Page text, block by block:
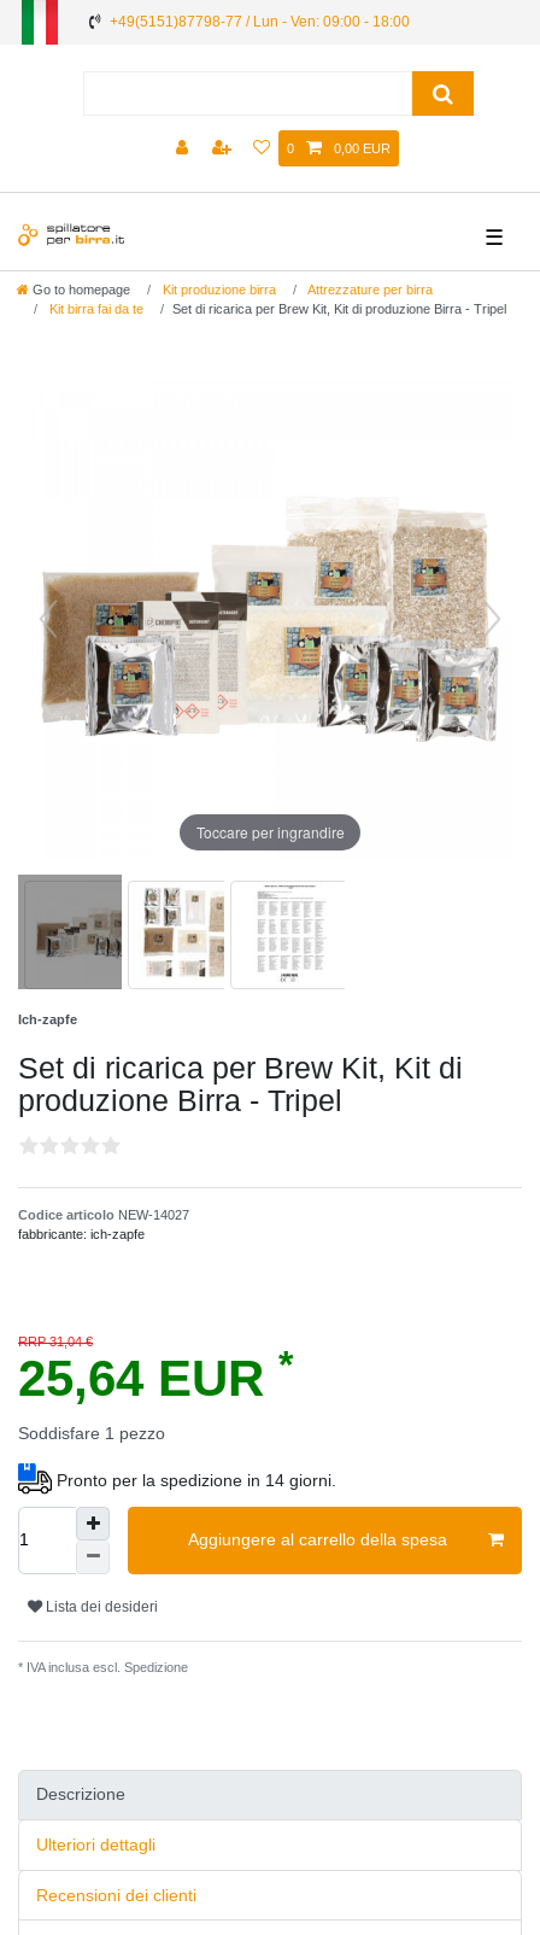
+49(5151)87798-77 / Lun - Ven: 09:00 - 18:00
0 0,00 EUR
☰
Go to homepage Kit produzione birra
Attrezzature per birra
Kit birra fai da te
Set di ricarica per Brew Kit, Kit di produzione Birra - Tripel
Toccare per ingrandire
Ich-zapfe
Set di ricarica per Brew Kit, Kit di
produzione Birra - Tripel
Codice articolo NEW-14027
fabbricante: ich-zapfe
RRP 31,04 €
25,64 EUR *
Soddisfare 1 pezzo
Pronto per la spedizione in 14 giorni.
Aggiungere al carrello della spesa
Lista dei desideri
* IVA inclusa escl. Spedizione
Descrizione
Ulteriori dettagli
Recensioni dei clienti